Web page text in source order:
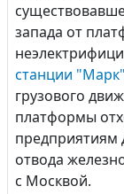
запада от
станции "Марк"
грузового
платформы
предприятиям
отвода
с Москвой.